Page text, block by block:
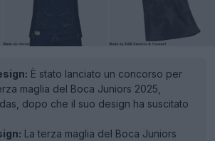
È stato lanciato un concorso per
maglia del Boca Juniors 2025,
dopo che il suo design ha suscitato
La terza maglia del Boca Juniors